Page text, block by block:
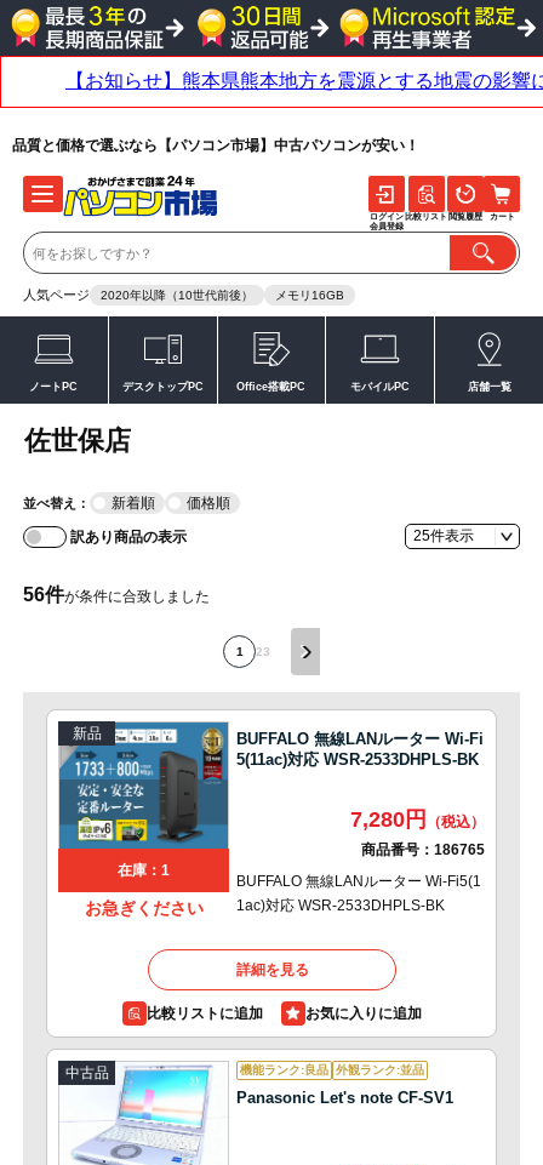
品質と価格で選ぶなら【パソコン市場】中古パソコンが安い！
人気ページ 2020年以降（10世代前後） メモリ16GB
ログイン
会員登録
比較リスト 閲覧履歴 カート
ノートPC デスクトップPC Office搭載PC モバイルPC 店舗一覧
佐世保店
並べ替え： 新着順
価格順
訳あり商品の表示
56件が条件に合致しました
1 23
新品
在庫：1
お急ぎください
BUFFALO 無線LANルーター Wi-Fi
5(11ac)対応 WSR-2533DHPLS-BK
7,280円
商品番号： 186765
BUFFALO 無線LANルーター Wi-Fi5(1
1ac)対応 WSR-2533DHPLS-BK
詳細を見る
比較リストに追加
中古品 機能ランク:良品 外観ランク:並品
Panasonic Let's note CF-SV1